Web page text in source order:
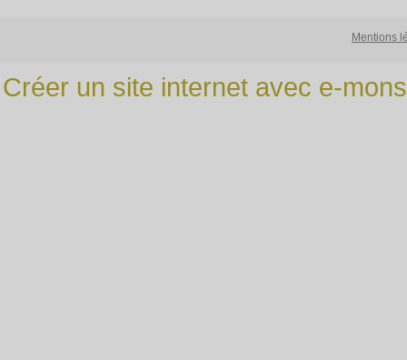
Mentions
Créer un site internet avec e-